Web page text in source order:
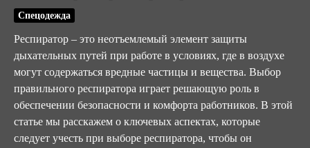
Спецодежда
Респиратор – это неотъемлемый элемент защиты
дыхательных путей при работе в условиях, где в воздухе
могут содержаться вредные частицы и вещества. Выбор
правильного респиратора играет решающую роль в
обеспечении безопасности и комфорта работников. В этой
статье мы расскажем о ключевых аспектах, которые
следует учесть при выборе респиратора, чтобы он